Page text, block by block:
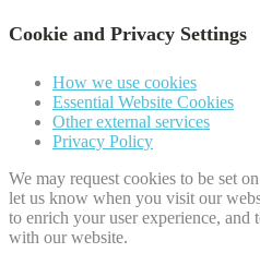
Cookie and Privacy Settings
How we use cookies
Essential Website Cookies
Other external services
Privacy Policy
We may request cookies to be set
let us know when you visit our
to enrich your user experience, and
with our website.